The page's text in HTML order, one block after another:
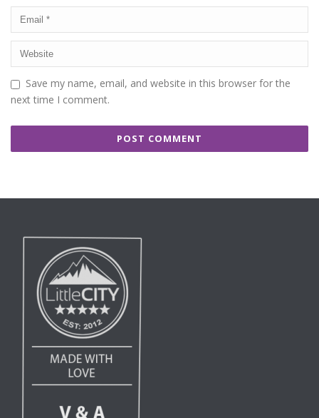
Save my name, email, and website in this browser for the
next time I comment.